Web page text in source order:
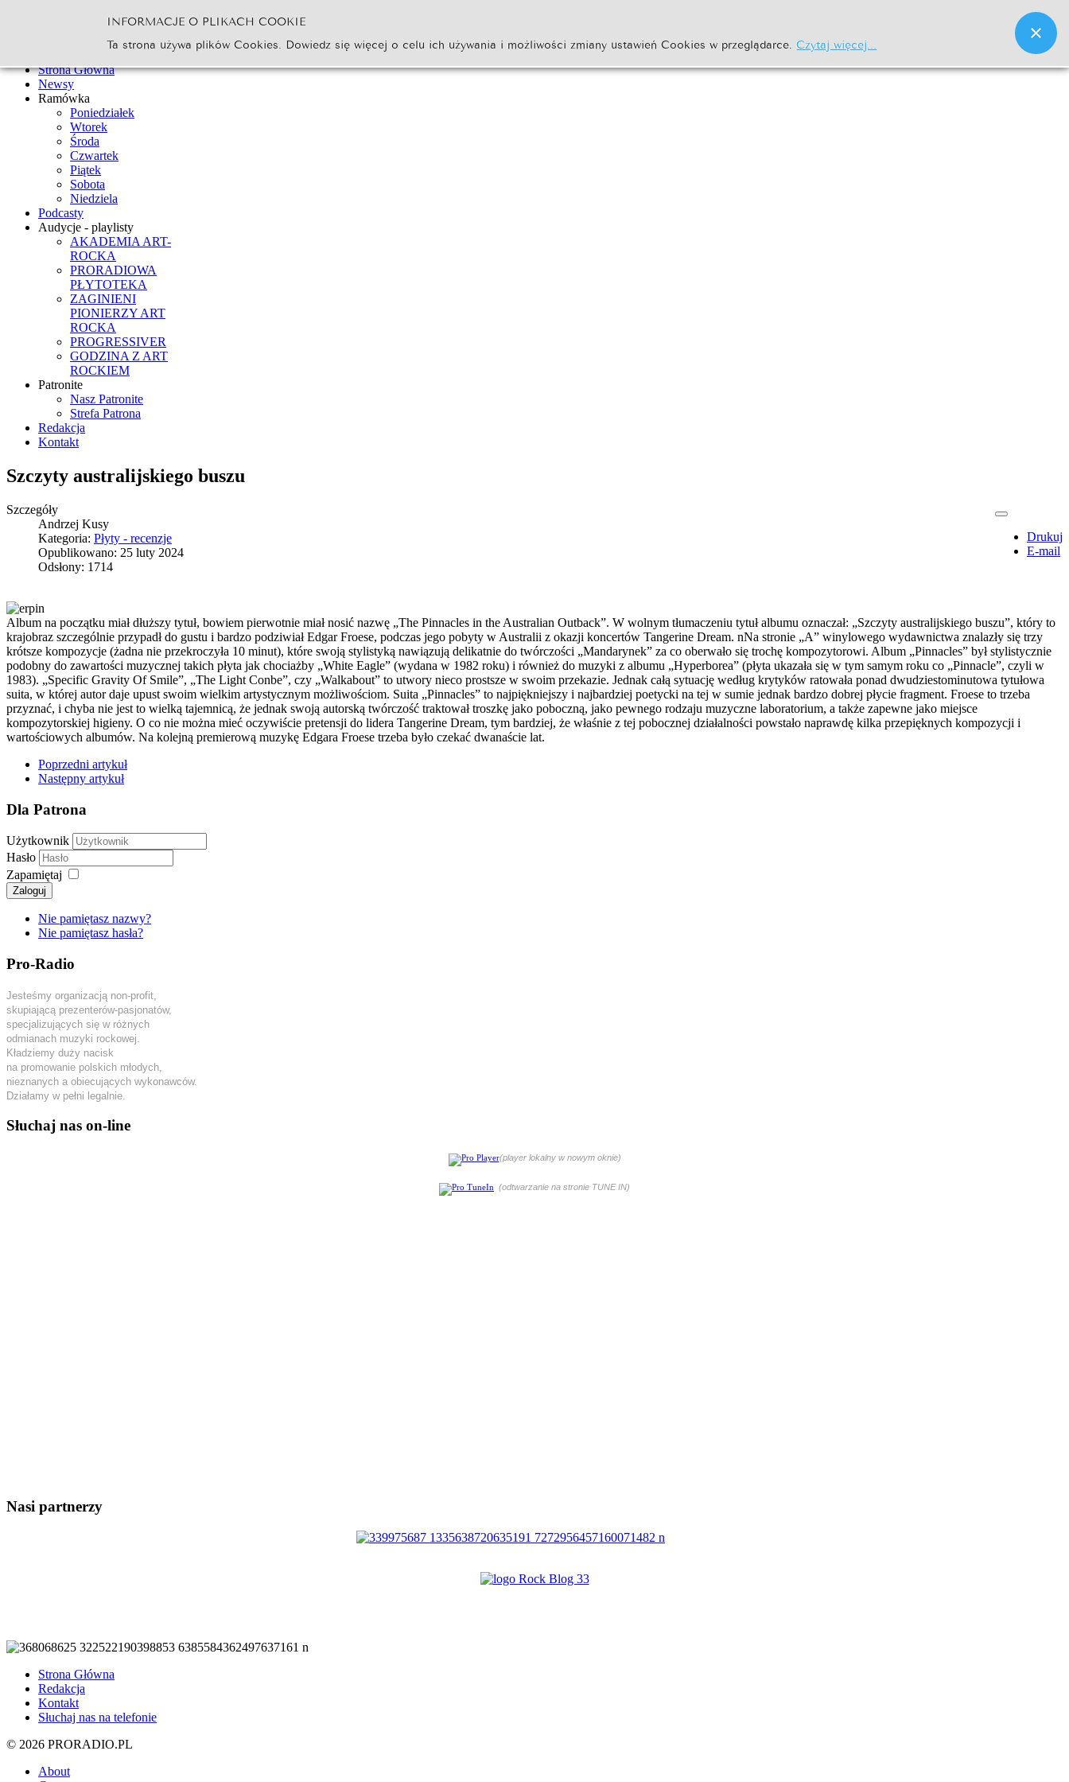
Go
Strona Główna
Newsy
Ramówka
Poniedziałek
Wtorek
Środa
Czwartek
Piątek
Sobota
Niedziela
Podcasty
Audycje - playlisty
AKADEMIA ART-
ROCKA
PRORADIOWA
PŁYTOTEKA
ZAGINIENI
PIONIERZY ART
ROCKA
PROGRESSIVER
GODZINA Z ART
ROCKIEM
Patronite
Nasz Patronite
Strefa Patrona
Redakcja
Kontakt
Szczyty australijskiego buszu
Drukuj
E-mail
Szczegóły
Andrzej Kusy
Kategoria: Płyty - recenzje
Opublikowano: 25 luty 2024
Odsłony: 1714
Album na początku miał dłuższy tytuł, bowiem pierwotnie miał nosić nazwę „The Pinnacles in the Australian Outback”. W wolnym tłumaczeniu tytuł albumu oznaczał: „Szczyty australijskiego buszu”, który to
krajobraz szczególnie przypadł do gustu i bardzo podziwiał Edgar Froese, podczas jego pobyty w Australii z okazji koncertów Tangerine Dream. nNa stronie „A” winylowego wydawnictwa znalazły się trzy
krótsze kompozycje (żadna nie przekroczyła 10 minut), które swoją stylistyką nawiązują delikatnie do twórczości „Mandarynek” za co oberwało się trochę kompozytorowi. Album „Pinnacles” był stylistycznie
podobny do zawartości muzycznej takich płyta jak chociażby „White Eagle” (wydana w 1982 roku) i również do muzyki z albumu „Hyperborea” (płyta ukazała się w tym samym roku co „Pinnacle”, czyli w
1983). „Specific Gravity Of Smile”, „The Light Conbe”, czy „Walkabout” to utwory nieco prostsze w swoim przekazie. Jednak całą sytuację według krytyków ratowała ponad dwudziestominutowa tytułowa
suita, w której autor daje upust swoim wielkim artystycznym możliwościom. Suita „Pinnacles” to najpiękniejszy i najbardziej poetycki na tej w sumie jednak bardzo dobrej płycie fragment. Froese to trzeba
przyznać, i chyba nie jest to wielką tajemnicą, że jednak swoją autorską twórczość traktował troszkę jako poboczną, jako pewnego rodzaju muzyczne laboratorium, a także zapewne jako miejsce
kompozytorskiej higieny. O co nie można mieć oczywiście pretensji do lidera Tangerine Dream, tym bardziej, że właśnie z tej pobocznej działalności powstało naprawdę kilka przepięknych kompozycji i
wartościowych albumów. Na kolejną premierową muzykę Edgara Froese trzeba było czekać dwanaście lat.
Poprzedni artykuł
Następny artykuł
Dla Patrona
Użytkownik
Hasło
Zapamiętaj
Zaloguj
Nie pamiętasz nazwy?
Nie pamiętasz hasła?
Pro-Radio
Jesteśmy organizacją non-profit,
skupiającą prezenterów-pasjonatów,
specjalizujących się w różnych
odmianach muzyki rockowej.
Kładziemy duży nacisk
na promowanie polskich młodych,
nieznanych a obiecujących wykonawców.
Działamy w pełni legalnie.
Słuchaj nas on-line
(player lokalny w nowym oknie)
(odtwarzanie na stronie TUNE IN)
Nasi partnerzy
Strona Główna
Redakcja
Kontakt
Słuchaj nas na telefonie
© 2026 PRORADIO.PL
About
INFORMACJE O PLIKACH COOKIE
Ta strona używa plików Cookies. Dowiedz się więcej o celu ich używania i możliwości zmiany ustawień Cookies w przeglądarce.Czytaj więcej...